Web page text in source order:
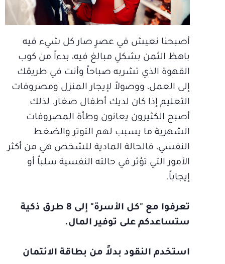
أصبحنا نعيش في عصرٍ صار كل شيء فيه
باهظ الثمن بشكلٍ مبالغ فيه، بدءاً من كوب
القهوة الذي تشربه صباحاً وأنت في طريقك
إلى العمل، ووصولاً لإيجار المنزل ومصروفات
التعليم إذا كان لديك أطفال صغار. لذلك
أصبح الكثيرون يعانون وطأة المصروفات
الشهرية ما يسبب لهم التوتر والضغط
النفسي، فالحالة المادية للشخص هي من أكثر
الأمور التي تؤثر في حالته النفسية سلباً أو
إيجاباً.
تعرفوا مع "كل الأسرة" إلى 8 طرق ذكية
ستساعدكم على توفير المال.
استخدم النقود بدلاً من بطاقة الائتمان